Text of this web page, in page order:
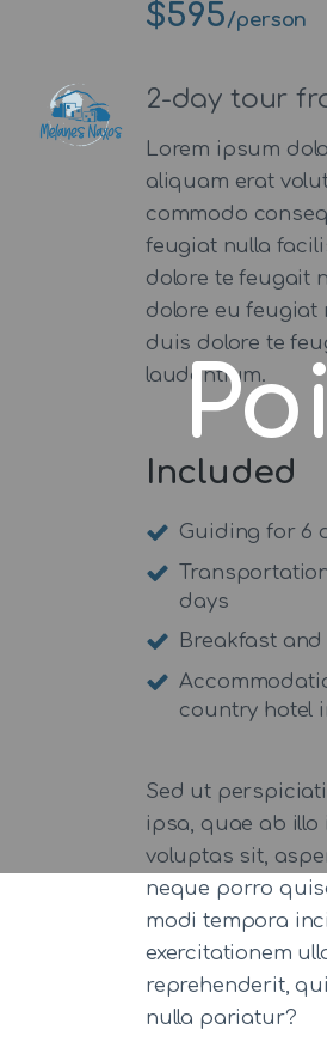
$595/person
2-day tour
Lorem ipsum
aliquam erat
commodo
feugiat nulla
dolore te feugait
dolore eu
duis dolore te
laudantium.
Included
Guiding for 6
days
Breakfast
country hotel
Sed ut
ipsa, quae ab
voluptas sit,
neque porro
modi tempora
exercitationem
reprehenderit,
nulla pariatur?